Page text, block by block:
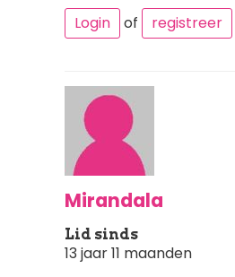
Login
of registreer
Mirandala
Lid sinds
13 jaar 11 maanden